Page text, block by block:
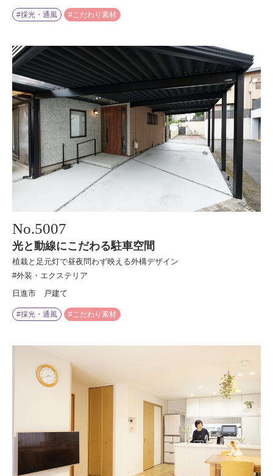
#採光・通風 #こだわり素材
No.5007
光と動線にこだわる駐車空間
植栽と足元灯で昼夜問わず映える外構デザイン
#外装・エクステリア
日進市 戸建て
#採光・通風 #こだわり素材